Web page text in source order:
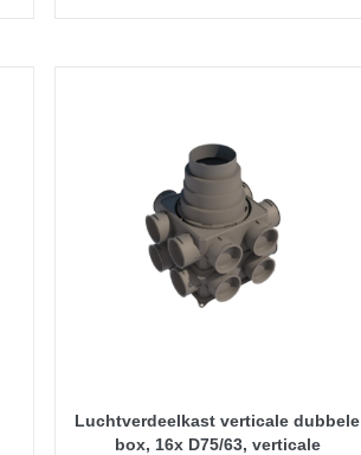
Luchtverdeelkast verticale dubbele
box, 16x D75/63, verticale